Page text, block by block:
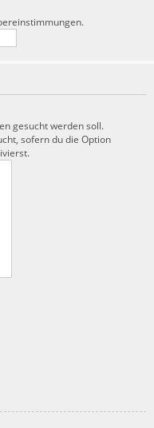
gesucht werden soll.
sofern du die Option